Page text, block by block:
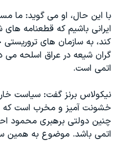
با این حال، او می گوید: ما
ایرانی باشیم که قطعنامه
کند، به سازمان های
گران شیعه در عراق اسلحه می
اتمی است.
نیکولاس برنز گفت: سیاست
خشونت آمیز و مخرب است
چنین دولتی برهبری محمود
اتمی باشد. موضوع به همین